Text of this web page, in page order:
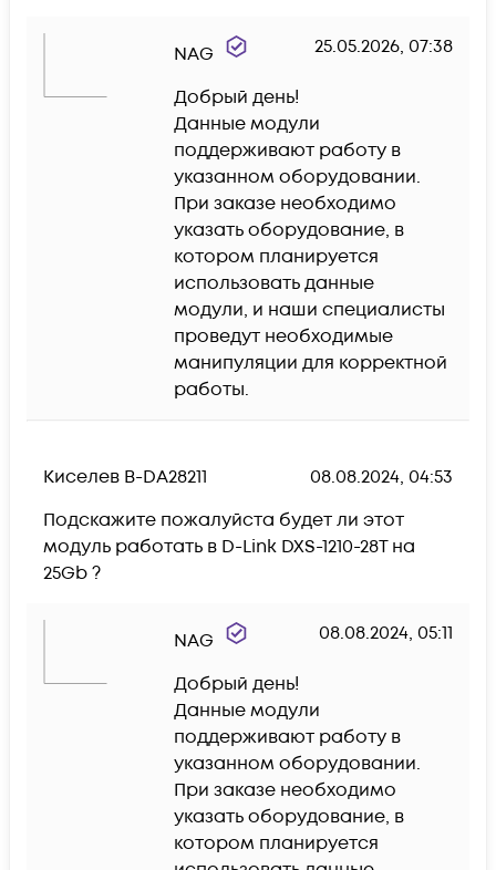
NAG 25.05.2026, 07:38
Добрый день!
Данные модули
поддерживают работу в
указанном оборудовании.
При заказе необходимо
указать оборудование, в
котором планируется
использовать данные
модули, и наши специалисты
проведут необходимые
манипуляции для корректной
работы.
Киселев В-DA28211
08.08.2024, 04:53
Подскажите пожалуйста будет ли этот
модуль работать в D-Link DXS-1210-28T на
25Gb ?
NAG 08.08.2024, 05:11
Добрый день!
Данные модули
поддерживают работу в
указанном оборудовании.
При заказе необходимо
указать оборудование, в
котором планируется